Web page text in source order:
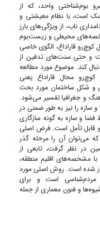
بوم‌شناختی واحد، که از
است، با نظام معیشتی و
ناب، از ویژ‌گی‌های بارز
محیطی و زیست‌بوم
قاراداغ، الگوی خاصی
و حتی سنت‌های تدفین از
کند. موضوع مورد مطالعه
محال قاراداغ یعنی
و شکل ساختمان مورد بحث
و جغرافیا تفسیر می‌شود.
را نیز به طور ضمنی در
فضا و سازه به گونه سازگاری
قابل تأمل است. فرض اصلی
می‌توان آن را مرحله گذر
در نظر گرفت، تابعی از
مشخصه‌های اقلیم منطقه،
شده است. روش اصلی مورد
مردم‌شناسی است و برای
و فنون معماری از جمله